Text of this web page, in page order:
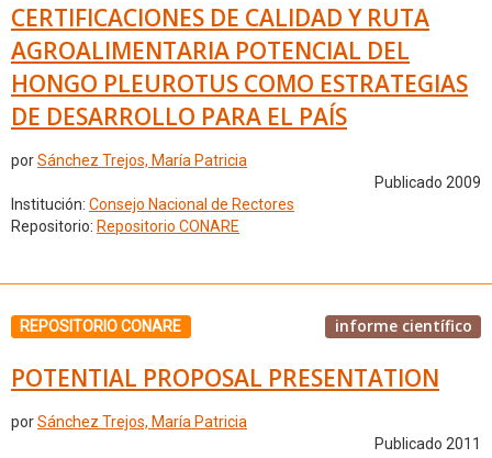
CERTIFICACIONES DE CALIDAD Y RUTA
AGROALIMENTARIA POTENCIAL DEL
HONGO PLEUROTUS COMO ESTRATEGIAS
DE DESARROLLO PARA EL PAÍS
porSánchez Trejos, María Patricia
Publicado 2009
Institución: Consejo Nacional de Rectores
Repositorio: Repositorio CONARE
REPOSITORIO CONARE informe científico
POTENTIAL PROPOSAL PRESENTATION
porSánchez Trejos, María Patricia
Publicado 2011